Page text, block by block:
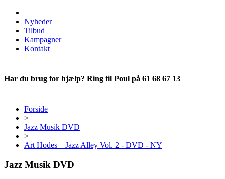
Nyheder
Tilbud
Kampagner
Kontakt
Har du brug for hjælp? Ring til Poul på 61 68 67 13
Forside
>
Jazz Musik DVD
>
Art Hodes – Jazz Alley Vol. 2 - DVD - NY
Jazz Musik DVD